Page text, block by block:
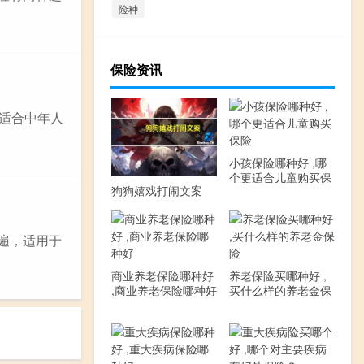
合中年人
，适用于
险种
保险资讯
狗狗嬉戏打闹文案
小孩保险哪种好 ,哪
个更适合儿童购买保
商业养老保险哪种好
,商业养老保险哪种好
养老保险买哪种好 ,
买什么样的养老金保